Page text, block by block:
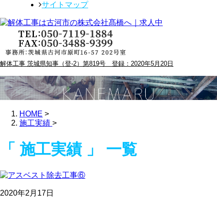
サイトマップ
解体工事 茨城県知事（登-2）第819号 登録：2020年5月20日
HOME >
施工実績 >
「 施工実績 」 一覧
2020年2月17日